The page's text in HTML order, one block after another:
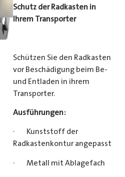
Schutz der Radkasten in
Ihrem Transporter
Schützen Sie den Radkasten
vor Beschädigung beim Be-
und Entladen in ihrem
Transporter.
Ausführungen:
· Kunststoff der
Radkastenkontur angepasst
· Metall mit Ablagefach